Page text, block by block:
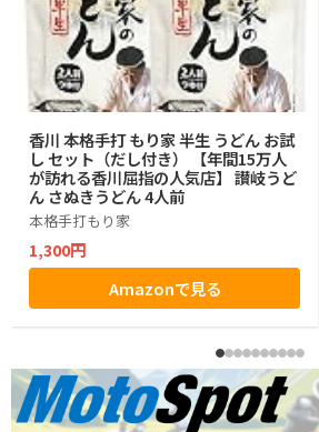
香川 本格手打 もり家 半生 うどん お試
し セット（だし付き） 【年間15万人
が訪れる香川屈指の人気店】 讃岐うど
ん さぬきうどん 4人前
本格手打もり家
1,300円
Amazonで見る